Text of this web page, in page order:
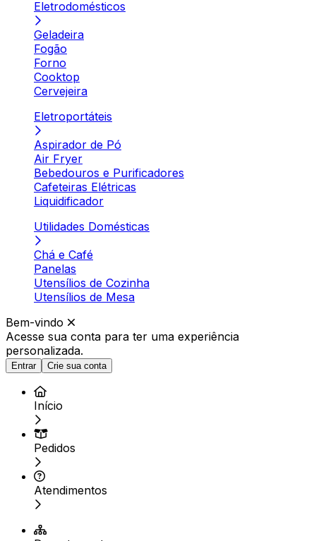
Eletrodomésticos
Geladeira
Fogão
Forno
Cooktop
Cervejeira
Eletroportáteis
Aspirador de Pó
Air Fryer
Bebedouros e Purificadores
Cafeteiras Elétricas
Liquidificador
Utilidades Domésticas
Chá e Café
Panelas
Utensílios de Cozinha
Utensílios de Mesa
Bem-vindo
Acesse sua conta para ter uma experiência
personalizada.
Entrar Crie sua conta
Início
Pedidos
Atendimentos